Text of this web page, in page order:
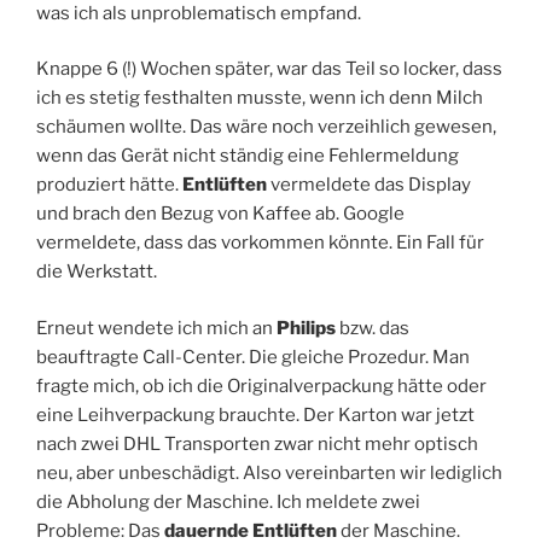
was ich als unproblematisch empfand.
Knappe 6 (!) Wochen später, war das Teil so locker, dass
ich es stetig festhalten musste, wenn ich denn Milch
schäumen wollte. Das wäre noch verzeihlich gewesen,
wenn das Gerät nicht ständig eine Fehlermeldung
produziert hätte. Entlüftenvermeldete das Display
und brach den Bezug von Kaffee ab. Google
vermeldete, dass das vorkommen könnte. Ein Fall für
die Werkstatt.
Erneut wendete ich mich an Philips bzw. das
beauftragte Call-Center. Die gleiche Prozedur. Man
fragte mich, ob ich die Originalverpackung hätte oder
eine Leihverpackung brauchte. Der Karton war jetzt
nach zwei DHL Transporten zwar nicht mehr optisch
neu, aber unbeschädigt. Also vereinbarten wir lediglich
die Abholung der Maschine. Ich meldete zwei
Probleme: Das dauernde Entlüftender Maschine.